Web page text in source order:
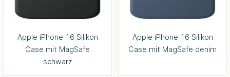
Apple iPhone 16 Silikon
Case mit MagSafe
schwarz
Apple iPhone 16 Silikon
Case mit MagSafe denim